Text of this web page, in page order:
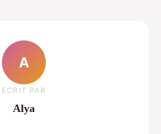
A
ECRIT PAR
Alya